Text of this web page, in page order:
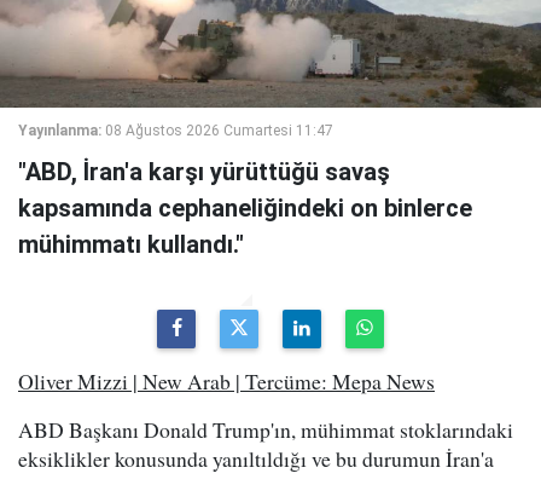
Yayınlanma: 08 Ağustos 2026 Cumartesi 11:47
"ABD, İran'a karşı yürüttüğü savaş
kapsamında cephaneliğindeki on binlerce
mühimmatı kullandı."
Oliver Mizzi | New Arab | Tercüme: Mepa News
ABD Başkanı Donald Trump'ın, mühimmat stoklarındaki
eksiklikler konusunda yanıltıldığı ve bu durumun İran'a